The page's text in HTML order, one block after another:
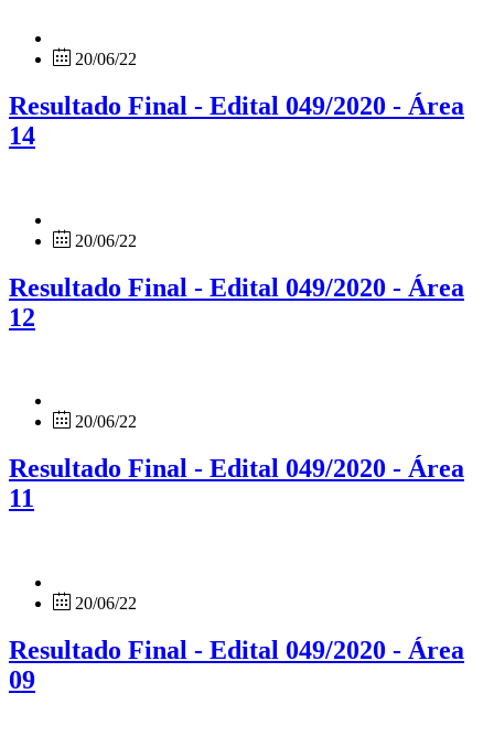
20/06/22
Resultado Final - Edital 049/2020 - Área
14
20/06/22
Resultado Final - Edital 049/2020 - Área
12
20/06/22
Resultado Final - Edital 049/2020 - Área
11
20/06/22
Resultado Final - Edital 049/2020 - Área
09